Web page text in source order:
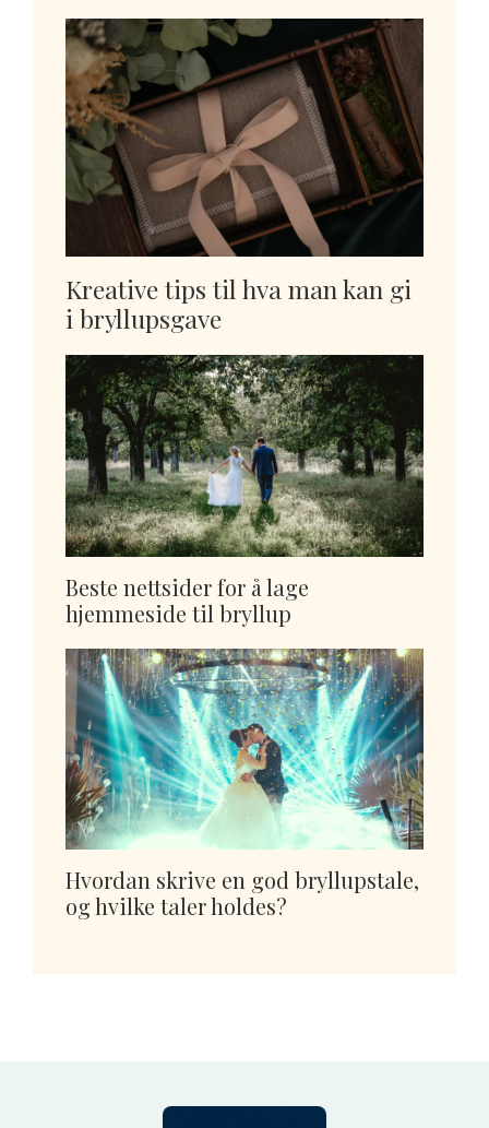
Kreative tips til hva man kan gi
i bryllupsgave
Beste nettsider for å lage
hjemmeside til bryllup
Hvordan skrive en god bryllupstale,
og hvilke taler holdes?